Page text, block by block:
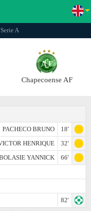
A
Chapecoense AF
PACHECO BRUNO
18'
HENRIQUE
32'
YANNICK
66'
82'